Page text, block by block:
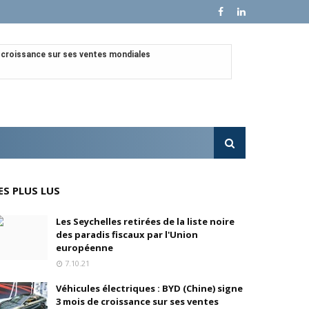
sur ses ventes mondiales
de FedEx Supply Chain
(Universal, Canal+) et de Banijay
PLUS LUS
Les Seychelles retirées de la liste noire
des paradis fiscaux par l'Union
européenne
7.10.21
Véhicules électriques : BYD (Chine) signe
3 mois de croissance sur ses ventes